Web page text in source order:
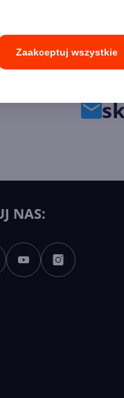
Zaakceptuj wszystkie
NAS: